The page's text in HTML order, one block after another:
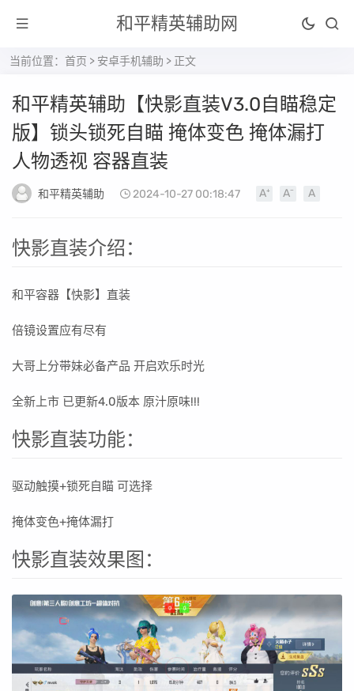
和平精英辅助网
当前位置： 首页 > 安卓手机辅助 > 正文
和平精英辅助【快影直装V3.0自瞄稳定
版】锁头锁死自瞄 掩体变色 掩体漏打
人物透视 容器直装
和平精英辅助 2024-10-27 00:18:47
快影直装介绍：
和平容器【快影】直装
倍镜设置应有尽有
大哥上分带妹必备产品 开启欢乐时光
全新上市 已更新4.0版本 原汁原味!!!
快影直装功能：
驱动触摸+锁死自瞄 可选择
掩体变色+掩体漏打
快影直装效果图：